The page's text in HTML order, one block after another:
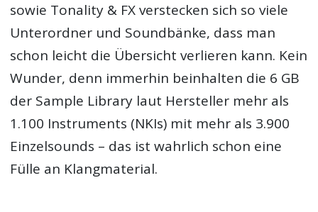
sowie Tonality & FX verstecken sich so viele
Unterordner und Soundbänke, dass man
schon leicht die Übersicht verlieren kann. Kein
Wunder, denn immerhin beinhalten die 6 GB
der Sample Library laut Hersteller mehr als
1.100 Instruments (NKIs) mit mehr als 3.900
Einzelsounds – das ist wahrlich schon eine
Fülle an Klangmaterial.